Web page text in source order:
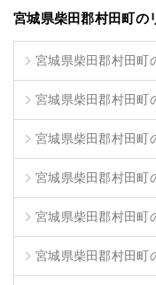
宮城県柴田郡村田町の
宮城県柴田郡村田町
宮城県柴田郡村田町
宮城県柴田郡村田町
宮城県柴田郡村田町
宮城県柴田郡村田町
宮城県柴田郡村田町